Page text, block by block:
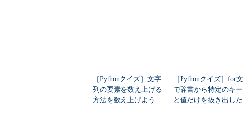
［Pythonクイズ］文字
列の要素を数え上げる
方法を数え上げよう
［Pythonクイズ］for文
で辞書から特定のキー
と値だけを抜き出した